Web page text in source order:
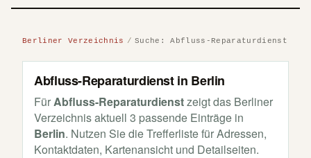
Berliner Verzeichnis Suche: Abfluss-Reparaturdienst
Abfluss-Reparaturdienst in Berlin
FürAbfluss-Reparaturdienstzeigt das Berliner
Verzeichnis aktuell 3 passende Einträge in
Berlin. Nutzen Sie die Trefferliste für Adressen,
Kontaktdaten, Kartenansicht und Detailseiten.